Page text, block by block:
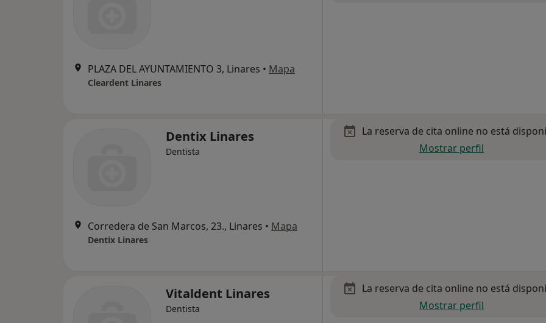
PLAZA DEL AYUNTAMIENTO 3, Linares • Mapa
Cleardent Linares
Dentix Linares
Dentista
Corredera de San Marcos, 23., Linares • Mapa
Dentix Linares
La reserva de cita online no está
Mostrar perfil
Vitaldent Linares
Dentista
La reserva de cita online no está
Mostrar perfil